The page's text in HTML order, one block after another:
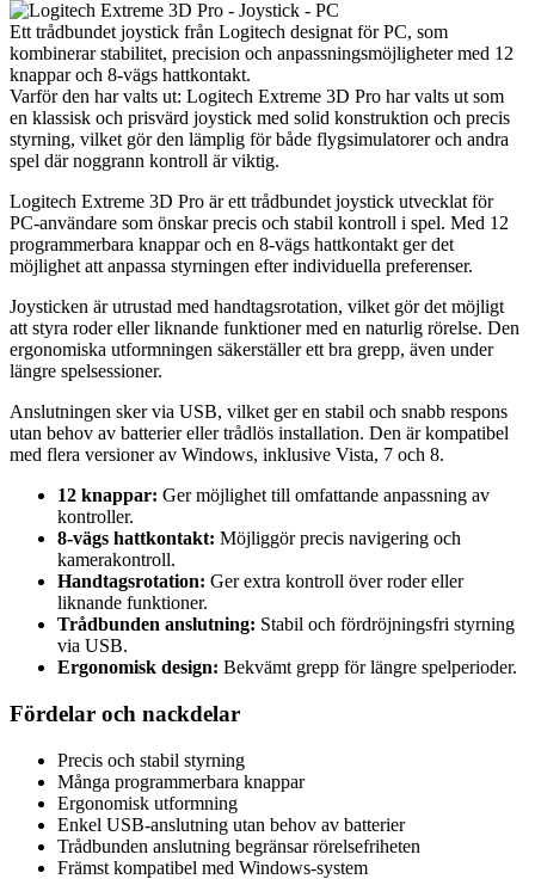
Ett trådbundet joystick från Logitech designat för PC, som
kombinerar stabilitet, precision och anpassningsmöjligheter med 12
knappar och 8-vägs hattkontakt.
Varför den har valts ut: Logitech Extreme 3D Pro har valts ut som
en klassisk och prisvärd joystick med solid konstruktion och precis
styrning, vilket gör den lämplig för både flygsimulatorer och andra
spel där noggrann kontroll är viktig.
Logitech Extreme 3D Pro är ett trådbundet joystick utvecklat för
PC-användare som önskar precis och stabil kontroll i spel. Med 12
programmerbara knappar och en 8-vägs hattkontakt ger det
möjlighet att anpassa styrningen efter individuella preferenser.
Joysticken är utrustad med handtagsrotation, vilket gör det möjligt
att styra roder eller liknande funktioner med en naturlig rörelse. Den
ergonomiska utformningen säkerställer ett bra grepp, även under
längre spelsessioner.
Anslutningen sker via USB, vilket ger en stabil och snabb respons
utan behov av batterier eller trådlös installation. Den är kompatibel
med flera versioner av Windows, inklusive Vista, 7 och 8.
12 knappar: Ger möjlighet till omfattande anpassning av
kontroller.
8-vägs hattkontakt: Möjliggör precis navigering och
kamerakontroll.
Handtagsrotation: Ger extra kontroll över roder eller
liknande funktioner.
Trådbunden anslutning: Stabil och fördröjningsfri styrning
via USB.
Ergonomisk design: Bekvämt grepp för längre spelperioder.
Fördelar och nackdelar
Precis och stabil styrning
Många programmerbara knappar
Ergonomisk utformning
Enkel USB-anslutning utan behov av batterier
Trådbunden anslutning begränsar rörelsefriheten
Främst kompatibel med Windows-system